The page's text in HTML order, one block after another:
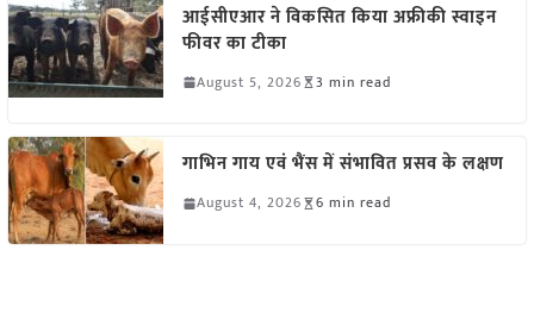
आईसीएआर ने विकसित किया अफ्रीकी स्वाइन
फीवर का टीका
August 5, 2026 3 min read
गाभिन गाय एवं भैंस में संभावित प्रसव के लक्षण
August 4, 2026 6 min read